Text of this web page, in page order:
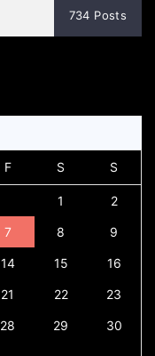
734 Posts
F S S
1 2
7 8 9
14 15 16
21 22 23
28 29 30